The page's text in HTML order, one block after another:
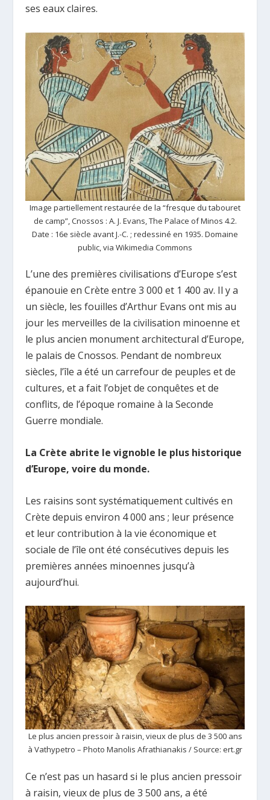
ses eaux claires.
Image partiellement restaurée de la “fresque du tabouret
de camp”, Cnossos : A. J. Evans, The Palace of Minos 4.2.
Date : 16e siècle avant J.-C. ; redessiné en 1935. Domaine
public, via Wikimedia Commons
L’une des premières civilisations d’Europe s’est
épanouie en Crète entre 3 000 et 1 400 av. Il y a
un siècle, les fouilles d’Arthur Evans ont mis au
jour les merveilles de la civilisation minoenne et
le plus ancien monument architectural d’Europe,
le palais de Cnossos. Pendant de nombreux
siècles, l’île a été un carrefour de peuples et de
cultures, et a fait l’objet de conquêtes et de
conflits, de l’époque romaine à la Seconde
Guerre mondiale.
La Crète abrite le vignoble le plus historique
d’Europe, voire du monde.
Les raisins sont systématiquement cultivés en
Crète depuis environ 4 000 ans ; leur présence
et leur contribution à la vie économique et
sociale de l’île ont été consécutives depuis les
premières années minoennes jusqu’à
aujourd’hui.
Le plus ancien pressoir à raisin, vieux de plus de 3 500 ans
à Vathypetro – Photo Manolis Afrathianakis / Source: ert.gr
Ce n’est pas un hasard si le plus ancien pressoir
à raisin, vieux de plus de 3 500 ans, a été